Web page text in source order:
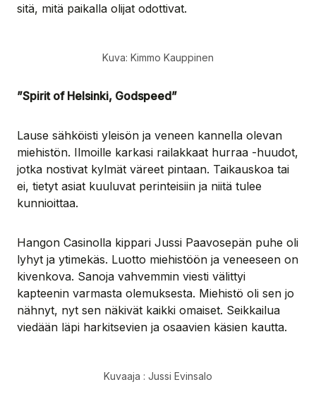
sitä, mitä paikalla olijat odottivat.
Kuva: Kimmo Kauppinen
”Spirit of Helsinki, Godspeed”
Lause sähköisti yleisön ja veneen kannella olevan
miehistön. Ilmoille karkasi railakkaat hurraa -huudot,
jotka nostivat kylmät väreet pintaan. Taikauskoa tai
ei, tietyt asiat kuuluvat perinteisiin ja niitä tulee
kunnioittaa.
Hangon Casinolla kippari Jussi Paavosepän puhe oli
lyhyt ja ytimekäs. Luotto miehistöön ja veneeseen on
kivenkova. Sanoja vahvemmin viesti välittyi
kapteenin varmasta olemuksesta. Miehistö oli sen jo
nähnyt, nyt sen näkivät kaikki omaiset. Seikkailua
viedään läpi harkitsevien ja osaavien käsien kautta.
Kuvaaja : Jussi Evinsalo